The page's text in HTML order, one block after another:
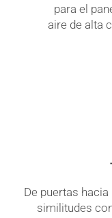
para el
aire de alta
De puertas
similitudes